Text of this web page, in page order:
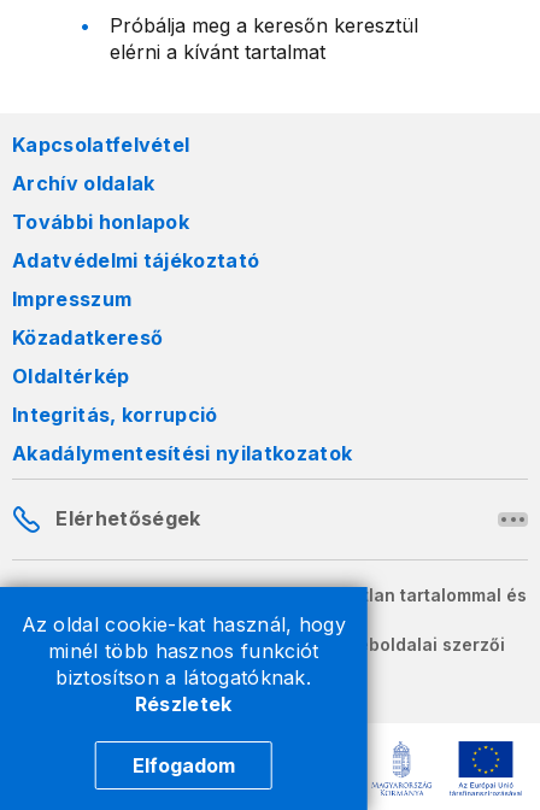
Az oldal cookie-kat használ, hogy
minél több hasznos funkciót
biztosítson a látogatóknak.
Részletek
Elfogadom
Próbálja meg a keresőn keresztül
elérni a kívánt tartalmat
Kapcsolatfelvétel
Archív oldalak
További honlapok
Adatvédelmi tájékoztató
Impresszum
Közadatkereső
Oldaltérkép
Integritás, korrupció
Akadálymentesítési nyilatkozatok
Elérhetőségek
A honlapon szereplő információk változatlan tartalommal és
formában szabadon terjeszthetők.
2026 © A Nemzeti Adó- és Vámhivatal weboldalai szerzői
jogvédelem alatt állnak.